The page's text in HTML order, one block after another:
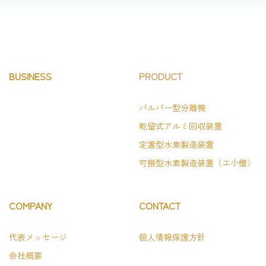
BUSINESS PRODUCT
パルパー型分離機
乾留式アルミ回収装置
定置型水素製造装置
可搬型水素製造装置（エ小僧）
COMPANY
代表メッセージ
会社概要
CONTACT
個人情報保護方針